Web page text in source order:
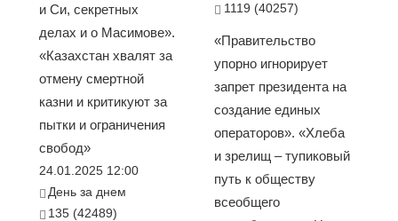
и Си, секретных
делах и о Масимове».
«Казахстан хвалят за
отмену смертной
казни и критикуют за
пытки и ограничения
свобод»
24.01.2025 12:00
День за днем
135 (42489)
1119 (40257)
«Правительство
упорно игнорирует
запрет президента на
создание единых
операторов». «Хлеба
и зрелищ – тупиковый
путь к обществу
всеобщего